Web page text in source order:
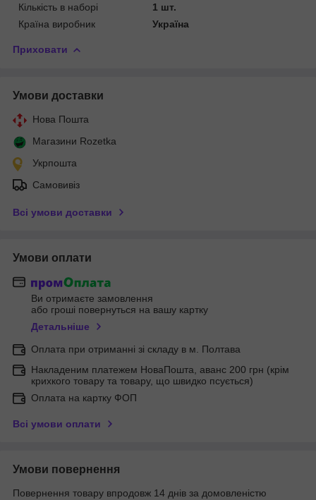
Кількість в наборі
1 шт.
Країна виробник
Україна
Приховати
Умови доставки
Нова Пошта
Магазини Rozetka
Укрпошта
Самовивіз
Всі умови доставки
Умови оплати
Ви отримаєте замовлення
або гроші повернуться на вашу картку
Детальніше
Оплата при отриманні зі складу в м. Полтава
Накладеним платежем НоваПошта, аванс 200 грн (крім
крихкого товару та товару, що швидко псується)
Оплата на картку ФОП
Всі умови оплати
Умови повернення
Повернення товару впродовж 14 днів за домовленістю